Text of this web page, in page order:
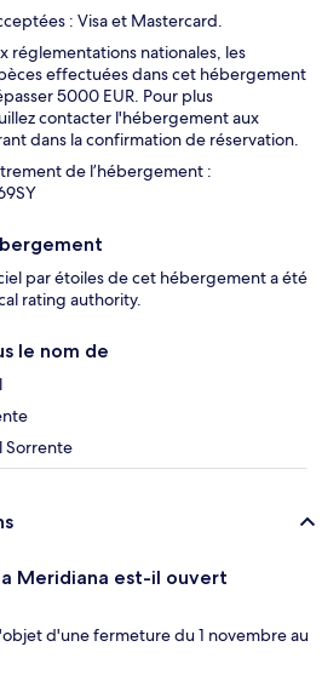
: Visa et Mastercard.
réglementations nationales, les
effectuées dans cet hébergement
5000 EUR. Pour plus
contacter l'hébergement aux
dans la confirmation de réservation.
de l’hébergement :
par étoiles de cet hébergement a été
rating authority.
le nom de
Sorrente
Meridiana est-il ouvert
d'une fermeture du 1 novembre au